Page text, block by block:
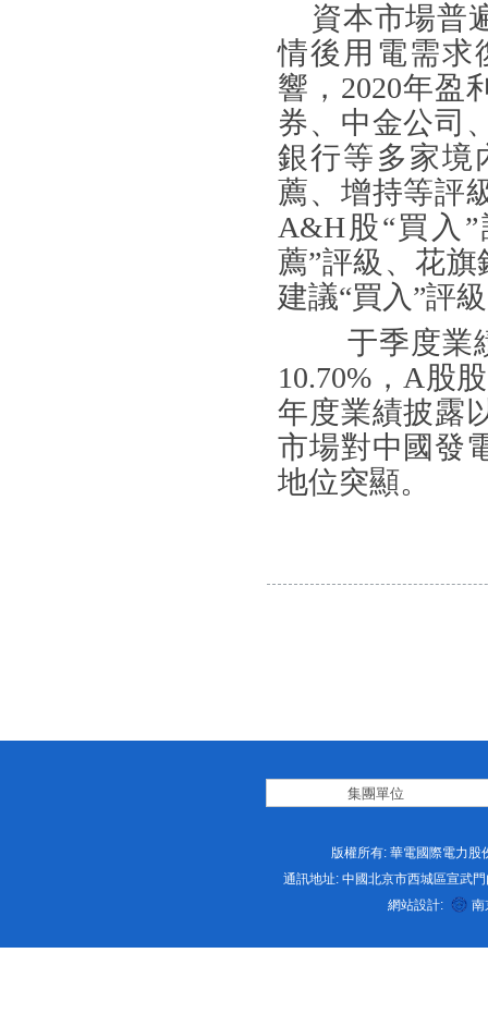
資本市場普
情後用電需求
響， 2020年盈
券、中金公司
銀行等多家境
薦、增持等評
A&H股“買入
薦”評級、花
建議“買入”評
于季度業
10.70% ， A股
年度業績披露
市場對中國發
地位突顯。
版權所有: 華電國際電力股
通訊地址: 中國北京市西城區宣武
網站設計:
南